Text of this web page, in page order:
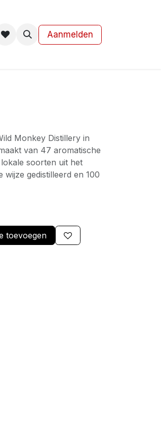
Aanmelden
Monkey Distillery in
van 47 aromatische
soorten uit het
gedistilleerd en 100
toevoegen